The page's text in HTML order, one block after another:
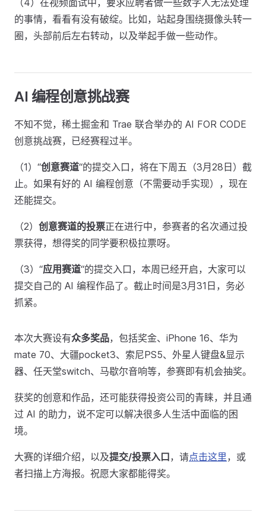
（4）在视频面试中，要求应聘者做一些数字人无法处理
的事情，看看有没有破绽。比如，站起身围绕摄像头转一
圈，头部前后左右转动，以及举起手做一些动作。
AI 编程创意挑战赛
不知不觉，稀土掘金和 Trae 联合举办的 AI FOR CODE
创意挑战赛，已经赛程过半。
（1）“创意赛道“的提交入口，将在下周五（3月28日）截
止。如果有好的 AI 编程创意（不需要动手实现），现在
还能提交。
（2） 创意赛道的投票正在进行中，参赛者的名次通过投
票获得，想得奖的同学要积极拉票呀。
（3）“应用赛道“的提交入口，本周已经开启，大家可以
提交自己的 AI 编程作品了。截止时间是3月31日，务必
抓紧。
本次大赛设有众多奖品，包括奖金、iPhone 16、华为
mate 70、大疆pocket3、索尼PS5、外星人键盘&显示
器、任天堂switch、马歇尔音响等，参赛即有机会抽奖。
获奖的创意和作品，还可能获得投资公司的青睐，并且通
过 AI 的助力，说不定可以解决很多人生活中面临的困
境。
大赛的详细介绍，以及提交/投票入口，请点击这里，或
者扫描上方海报。祝愿大家都能得奖。